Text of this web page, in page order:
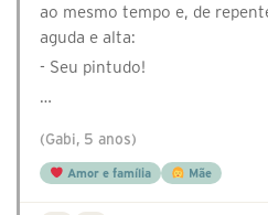
ao mesmo tempo e, de
aguda e alta:
- Seu pintudo!
…
(Gabi, 5 anos)
Amor e família Mãe